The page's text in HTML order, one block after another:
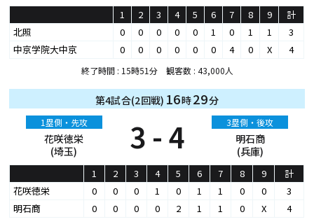
1 2 3 4 5 6 7 8 9
計
北照
0 0 0 0 0 1 0 1 1
3
中京学院大中京
0 0 0 0 0 0 4 0 X 4
終了時間 : 15時51分 観客数 : 43,000人
第4試合(2回戦) 16時29分
1塁側・先攻
花咲徳栄
(埼玉)
3 - 4 3塁側・後攻
明石商
(兵庫)
1 2 3 4 5 6 7 8 9
計
花咲徳栄
0 0 0 1 0 1 1 0 0
3
明石商
0 0 0 0 2 1 1 0 X 4